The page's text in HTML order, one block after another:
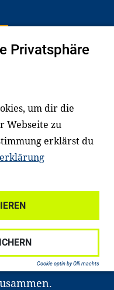
Bildung und
Viele
Deutschland
dabei.
gezielt
wir eng
Unternehmen
Privatsphäre
um dir die
Webseite zu
erklärst du
Cookie optin by Olli machts